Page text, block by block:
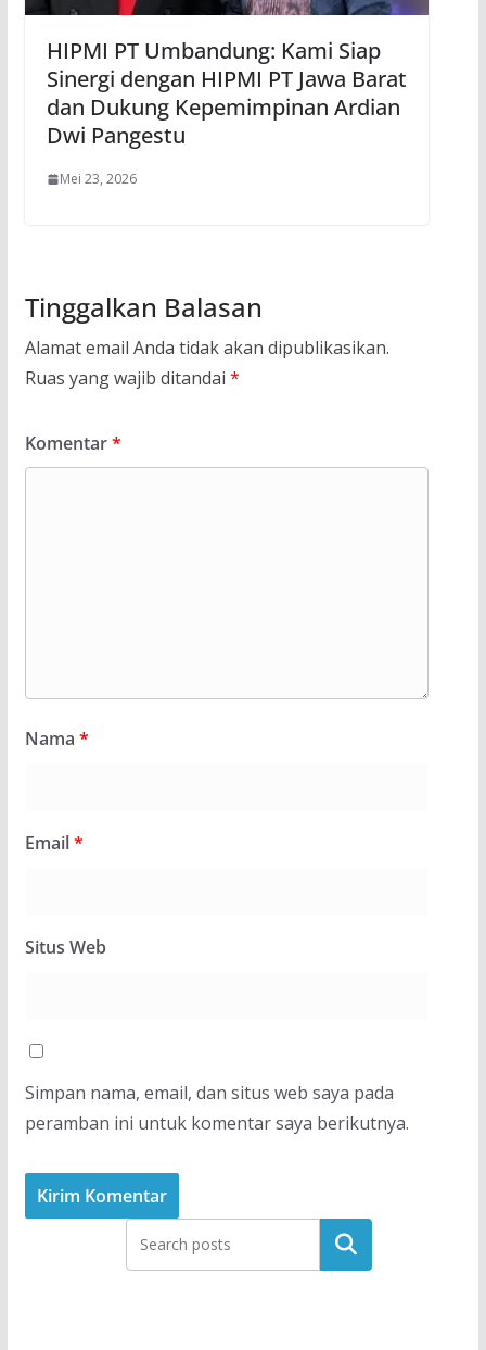
HIPMI PT Umbandung: Kami Siap
Sinergi dengan HIPMI PT Jawa Barat
dan Dukung Kepemimpinan Ardian
Dwi Pangestu
Mei 23, 2026
Tinggalkan Balasan
Alamat email Anda tidak akan dipublikasikan.
Ruas yang wajib ditandai *
Komentar*
Nama *
Email*
Situs Web
Simpan nama, email, dan situs web saya pada
peramban ini untuk komentar saya berikutnya.